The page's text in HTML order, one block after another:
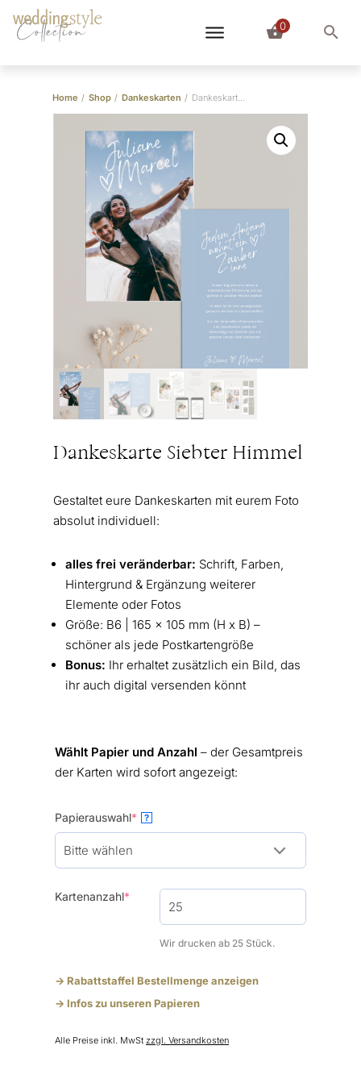
Collection 0
Home / Shop / Dankeskarten / Dankeskarte Siebter Himmel
Dankeskarte Siebter Himmel
Gestaltet eure Dankeskarten mit eurem Foto
absolut individuell:
alles frei veränderbar: Schrift, Farben,
Hintergrund & Ergänzung weiterer
Elemente oder Fotos
Größe: B6 | 165 x 105 mm (H x B) –
schöner als jede Postkartengröße
Bonus: Ihr erhaltet zusätzlich ein Bild, das
ihr auch digital versenden könnt
Wählt Papier und Anzahl – der Gesamtpreis
der Karten wird sofort angezeigt:
Papierauswahl*(required)
?
Kartenanzahl*(required)
Wir drucken ab 25 Stück.
-> Rabattstaffel Bestellmenge anzeigen
-> Infos zu unseren Papieren
Alle Preise inkl. MwSt zzgl. Versandkosten